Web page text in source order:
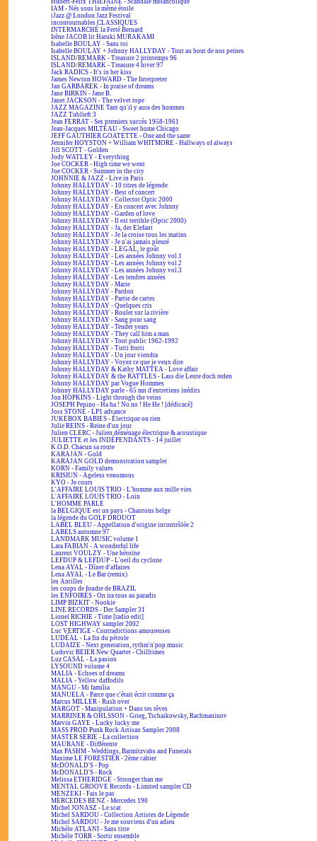
Hubert-Félix THIÉFAINE - Scandale mélancolique
IAM - Nés sous la même étoile
iJazz @ London Jazz Festival
incontournables CLASSIQUES
INTERMARCHÉ la Ferté Bernard
Irène JACOB lit Haruki MURAKAMI
Isabelle BOULAY - Sans toi
Isabelle BOULAY + Johnny HALLYDAY - Tout au bout de nos peines
ISLAND/REMARK - Treasure 2 printemps 96
ISLAND/REMARK - Treasure 4 hiver 97
Jack RADICS - It's in her kiss
James Newton HOWARD - The Interpreter
Jan GARBAREK - In praise of dreams
Jane BIRKIN - Jane B.
Janet JACKSON - The velvet rope
JAZZ MAGAZINE Tant qu'il y aura des hommes
JAZZ Tublieft 3
Jean FERRAT - Ses premiers succès 1958-1961
Jean-Jacques MILTEAU - Sweet home Chicago
JEFF GAUTHIER GOATETTE - One and the same
Jennifer HOYSTON + William WHITMORE - Hallways of always
Jill SCOTT - Golden
Jody WATLEY - Everything
Joe COCKER - High time we went
Joe COCKER - Summer in the city
JOHNNIE & JAZZ - Live in Paris
Johnny HALLYDAY - 10 titres de légende
Johnny HALLYDAY - Best of concert
Johnny HALLYDAY - Collector Optic 2000
Johnny HALLYDAY - En concert avec Johnny
Johnny HALLYDAY - Garden of love
Johnny HALLYDAY - Il est terrible (Optic 2000)
Johnny HALLYDAY - Ja, der Elefant
Johnny HALLYDAY - Je la croise tous les matins
Johnny HALLYDAY - Je n'ai jamais pleuré
Johnny HALLYDAY - LEGAL, le goût
Johnny HALLYDAY - Les années Johnny vol.1
Johnny HALLYDAY - Les années Johnny vol.2
Johnny HALLYDAY - Les années Johnny vol.3
Johnny HALLYDAY - Les tendres années
Johnny HALLYDAY - Marie
Johnny HALLYDAY - Pardon
Johnny HALLYDAY - Partie de cartes
Johnny HALLYDAY - Quelques cris
Johnny HALLYDAY - Rouler sur la rivière
Johnny HALLYDAY - Sang pour sang
Johnny HALLYDAY - Tender years
Johnny HALLYDAY - They call him a man
Johnny HALLYDAY - Tout public 1962-1992
Johnny HALLYDAY - Tutti frutti
Johnny HALLYDAY - Un jour viendra
Johnny HALLYDAY - Voyez ce que je veux dire
Johnny HALLYDAY & Kathy MATTEA - Love affair
Johnny HALLYDAY & the RATTLES - Lass die Leute doch reden
Johnny HALLYDAY par Vogue Hommes
Johnny HALLYDAY parle - 65 mn d'entretiens inédits
Jon HOPKINS - Light through the veins
JOSEPH Pepino - Ha ha ! No no ! He He ! [dédicacé]
Joss STONE - LP1 advance
JUKEBOX BABIES - Électrique ou rien
Julie REINS - Reine d'un jour
Julien CLERC - Julien déménage électrique & acoustique
JULIETTE et les INDÉPENDANTS - 14 juillet
K.O.D. Chacun sa route
KARAJAN - Gold
KARAJAN GOLD demonstration sampler
KORN - Family values
KRISIUN - Ageless venomous
KYO - Je cours
L'AFFAIRE LOUIS TRIO - L'homme aux mille vies
L'AFFAIRE LOUIS TRIO - Loin
L'HOMME PARLE
la BELGIQUE est un pays - Chantons belge
la légende du GOLF DROUOT
LABEL BLEU - Appellation d'origine incontrôlée 2
LABELS automne 97
LANDMARK MUSIC volume 1
Lara FABIAN - A wonderful life
Laurent VOULZY - Une héroïne
LEFDUP & LEFDUP - L'oeil du cyclone
Lena AYAL - Dîner d'affaires
Lena AYAL - Le Bar (remix)
les Antilles
les coups de foudre de BRAZIL
les ENFOIRÉS - On ira tous au paradis
LIMP BIZKIT - Nookie
LINE RECORDS - Der Sampler 31
Lionel RICHIE - Time [radio edit]
LOST HIGHWAY sampler 2002
Luc VERTIGE - Contradictions amoureuses
LUDÉAL - La fin du pétrole
LUDAIZE - Next generation, rythm'n'pop music
Ludovic BEIER New Quartet - Chilltimes
Luz CASAL - La pasion
LYSOUND volume 4
MALIA - Echoes of dreams
MALIA - Yellow daffodils
MANGU - Mi familia
MANUELA - Parce que c'était écrit comme ça
Marcus MILLER - Rush over
MARGOT - Manipulation + Dans tes rêves
MARRINER & OHLSSON - Grieg, Tschaikowsky, Rachmaninov
Marvin GAYE - Lucky lucky me
MASS PROD Punk Rock Artisan Sampler 2008
MASTER SERIE - La collection
MAURANE - Différente
Max PASHM - Weddings, Barmitzvahs and Funerals
Maxime LE FORESTIER - 2ème cahier
McDONALD'S - Pop
McDONALD'S - Rock
Melissa ETHERIDGE - Stronger than me
MENTAL GROOVE Records - Limited sampler CD
MENZEKI - Fais le pas
MERCEDES BENZ - Mercedes 190
Michel JONASZ - Le scat
Michel SARDOU - Collection Artistes de Légende
Michel SARDOU - Je me souviens d'un adieu
Michèle ATLANI - Sans titre
Michèle TORR - Sortir ensemble